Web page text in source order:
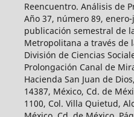
Reencuentro. Análisis de
Año 37, número 89,
publicación semestral de
Metropolitana a través de
División de Ciencias
Prolongación Canal de
Hacienda San Juan de
14387, México, Cd. de
1100, Col. Villa Quietud,